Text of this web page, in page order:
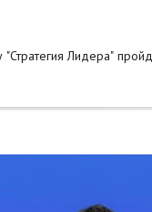
Лидера"